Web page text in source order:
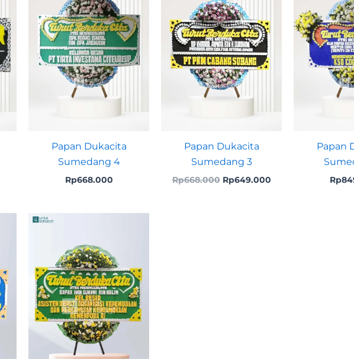
Papan Dukacita
Sumedang 4
Rp668.000
Papan Dukacita
Sumedang 3
Rp668.000
Rp668.000.
Rp649.000
Papan
Rp